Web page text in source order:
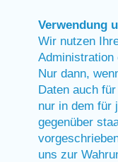
Verwendung
Wir nutzen
Administration
Nur dann,
Daten auch
nur in dem für
gegenüber
uns zur